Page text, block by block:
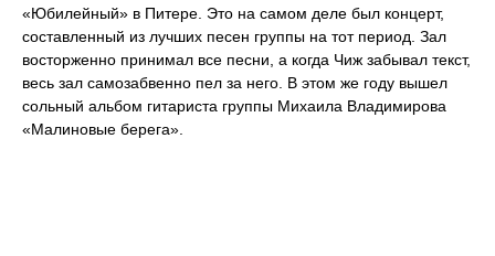
«Юбилейный» в Питере. Это на самом деле был концерт,
составленный из лучших песен группы на тот период. Зал
восторженно принимал все песни, а когда Чиж забывал текст,
весь зал самозабвенно пел за него. В этом же году вышел
сольный альбом гитариста группы Михаила Владимирова
«Малиновые берега».